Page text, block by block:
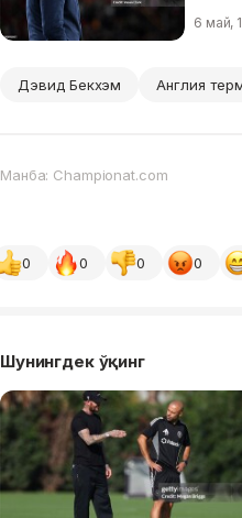
6 май,
Дэвид Бекхэм Англия
Манба: Championat.com
0 0 0 0
Шунингдек ўқинг